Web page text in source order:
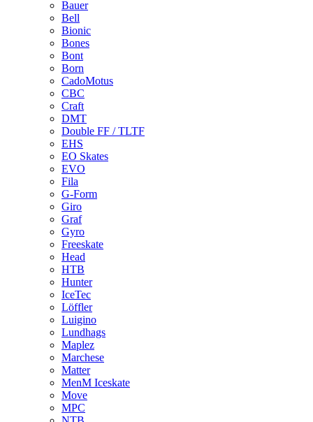
Bauer
Bell
Bionic
Bones
Bont
Born
CadoMotus
CBC
Craft
DMT
Double FF / TLTF
EHS
EO Skates
EVO
Fila
G-Form
Giro
Graf
Gyro
Freeskate
Head
HTB
Hunter
IceTec
Löffler
Luigino
Lundhags
Maplez
Marchese
Matter
MenM Iceskate
Move
MPC